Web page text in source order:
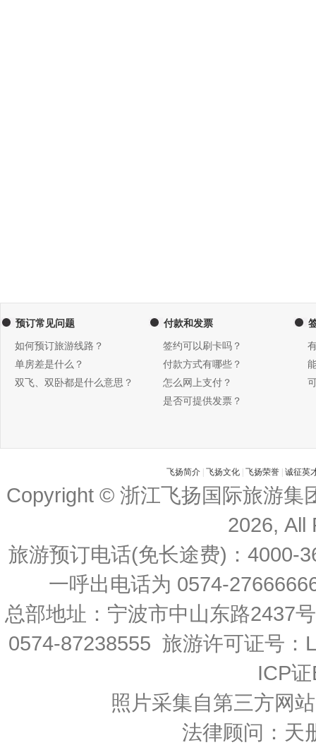
预订常见问题
如何预订旅游线路？
单房差是什么？
双飞、双卧都是什么意思？
付款和发票
签约可以刷卡吗？
付款方式有哪些？
怎么网上支付？
是否可提供发票？
飞扬简介 飞扬文化 飞扬荣誉 诚征英
Copyright © 浙江飞扬国际旅游集
2026, All
旅游预订电话(免长途费)：4000-
一呼出电话为 0574-
总部地址：宁波市中山东路2437
0574-87238555 旅游许可证号
ICP
照片采集自第三方网
法律顾问：天